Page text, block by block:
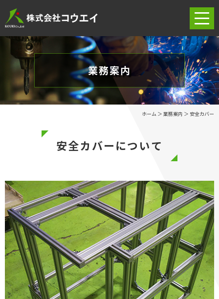
業務案内
ホーム ＞ 業務案内 ＞ 安全カバー
安全カバーについて
ホーム
当社の強み
会社案内
求人情報